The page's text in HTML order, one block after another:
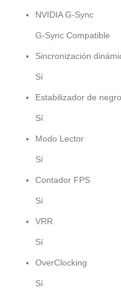
NVIDIA G-Sync
G-Sync Compatible
Sincronización
Sí
Estabilizador de negro
Sí
Modo Lector
Sí
Contador FPS
Sí
VRR
Sí
OverClocking
Sí